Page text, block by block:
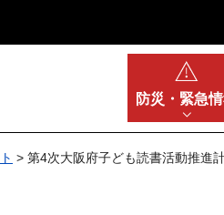
防災・ 緊急
> 第4次大阪府子ども読書活動推進